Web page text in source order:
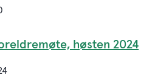
høsten 2024